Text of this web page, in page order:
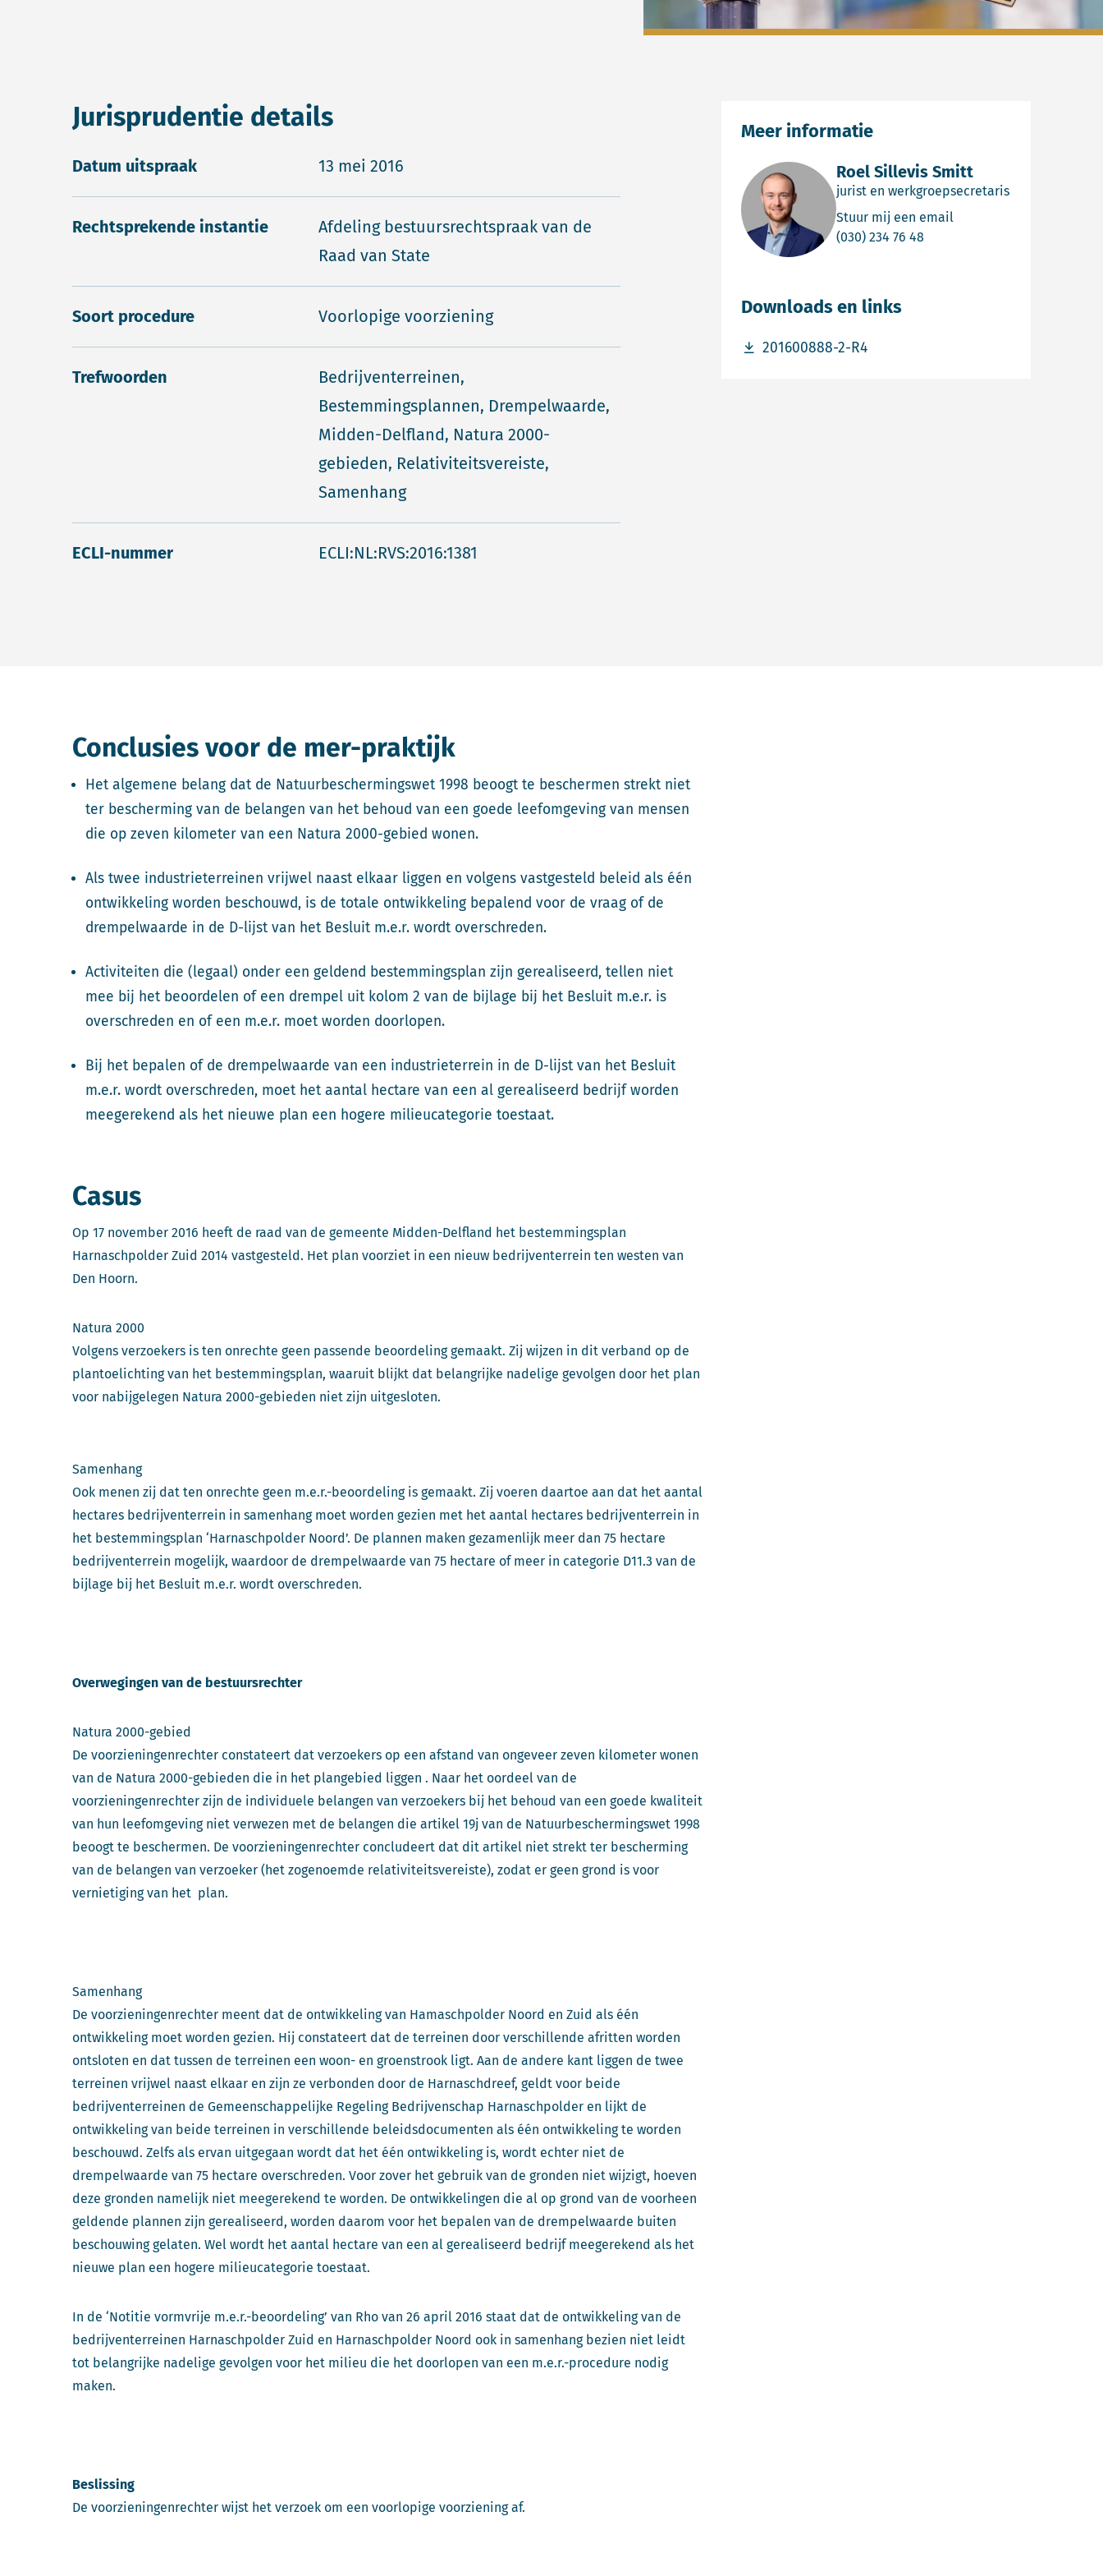
Jurisprudentie details
Datum uitspraak 13 mei 2016
Rechtsprekende instantie
Afdeling bestuursrechtspraak van de
Raad van State
Soort procedure Voorlopige voorziening
Trefwoorden
Bedrijventerreinen,
Bestemmingsplannen, Drempelwaarde,
Midden-Delfland, Natura 2000-
gebieden, Relativiteitsvereiste,
Samenhang
ECLI-nummer ECLI:NL:RVS:2016:1381
Roel Sillevis Smitt
jurist en werkgroepsecretaris
Stuur mij een email
(030) 234 76 48
Meer informatie
Downloads en links
201600888-2-R4
Download bestand 201600888-2-R4
Conclusies voor de mer-praktijk
Het algemene belang dat de Natuurbeschermingswet 1998 beoogt te beschermen strekt niet
ter bescherming van de belangen van het behoud van een goede leefomgeving van mensen
die op zeven kilometer van een Natura 2000-gebied wonen.
Als twee industrieterreinen vrijwel naast elkaar liggen en volgens vastgesteld beleid als één
ontwikkeling worden beschouwd, is de totale ontwikkeling bepalend voor de vraag of de
drempelwaarde in de D-lijst van het Besluit m.e.r. wordt overschreden.
Activiteiten die (legaal) onder een geldend bestemmingsplan zijn gerealiseerd, tellen niet
mee bij het beoordelen of een drempel uit kolom 2 van de bijlage bij het Besluit m.e.r. is
overschreden en of een m.e.r. moet worden doorlopen.
Bij het bepalen of de drempelwaarde van een industrieterrein in de D-lijst van het Besluit
m.e.r. wordt overschreden, moet het aantal hectare van een al gerealiseerd bedrijf worden
meegerekend als het nieuwe plan een hogere milieucategorie toestaat.
Casus
Op 17 november 2016 heeft de raad van de gemeente Midden-Delfland het bestemmingsplan
Harnaschpolder Zuid 2014 vastgesteld. Het plan voorziet in een nieuw bedrijventerrein ten westen van
Den Hoorn.
Natura 2000
Volgens verzoekers is ten onrechte geen passende beoordeling gemaakt. Zij wijzen in dit verband op de
plantoelichting van het bestemmingsplan, waaruit blijkt dat belangrijke nadelige gevolgen door het plan
voor nabijgelegen Natura 2000-gebieden niet zijn uitgesloten.
Samenhang
Ook menen zij dat ten onrechte geen m.e.r.-beoordeling is gemaakt. Zij voeren daartoe aan dat het aantal
hectares bedrijventerrein in samenhang moet worden gezien met het aantal hectares bedrijventerrein in
het bestemmingsplan ‘Harnaschpolder Noord’. De plannen maken gezamenlijk meer dan 75 hectare
bedrijventerrein mogelijk, waardoor de drempelwaarde van 75 hectare of meer in categorie D11.3 van de
bijlage bij het Besluit m.e.r. wordt overschreden.
Overwegingen van de bestuursrechter
Natura 2000-gebied
De voorzieningenrechter constateert dat verzoekers op een afstand van ongeveer zeven kilometer wonen
van de Natura 2000-gebieden die in het plangebied liggen . Naar het oordeel van de
voorzieningenrechter zijn de individuele belangen van verzoekers bij het behoud van een goede kwaliteit
van hun leefomgeving niet verwezen met de belangen die artikel 19j van de Natuurbeschermingswet 1998
beoogt te beschermen. De voorzieningenrechter concludeert dat dit artikel niet strekt ter bescherming
van de belangen van verzoeker (het zogenoemde relativiteitsvereiste), zodat er geen grond is voor
vernietiging van het plan.
Samenhang
De voorzieningenrechter meent dat de ontwikkeling van Hamaschpolder Noord en Zuid als één
ontwikkeling moet worden gezien. Hij constateert dat de terreinen door verschillende afritten worden
ontsloten en dat tussen de terreinen een woon- en groenstrook ligt. Aan de andere kant liggen de twee
terreinen vrijwel naast elkaar en zijn ze verbonden door de Harnaschdreef, geldt voor beide
bedrijventerreinen de Gemeenschappelijke Regeling Bedrijvenschap Harnaschpolder en lijkt de
ontwikkeling van beide terreinen in verschillende beleidsdocumenten als één ontwikkeling te worden
beschouwd. Zelfs als ervan uitgegaan wordt dat het één ontwikkeling is, wordt echter niet de
drempelwaarde van 75 hectare overschreden. Voor zover het gebruik van de gronden niet wijzigt, hoeven
deze gronden namelijk niet meegerekend te worden. De ontwikkelingen die al op grond van de voorheen
geldende plannen zijn gerealiseerd, worden daarom voor het bepalen van de drempelwaarde buiten
beschouwing gelaten. Wel wordt het aantal hectare van een al gerealiseerd bedrijf meegerekend als het
nieuwe plan een hogere milieucategorie toestaat.
In de ‘Notitie vormvrije m.e.r.-beoordeling’ van Rho van 26 april 2016 staat dat de ontwikkeling van de
bedrijventerreinen Harnaschpolder Zuid en Harnaschpolder Noord ook in samenhang bezien niet leidt
tot belangrijke nadelige gevolgen voor het milieu die het doorlopen van een m.e.r.-procedure nodig
maken.
Beslissing
De voorzieningenrechter wijst het verzoek om een voorlopige voorziening af.